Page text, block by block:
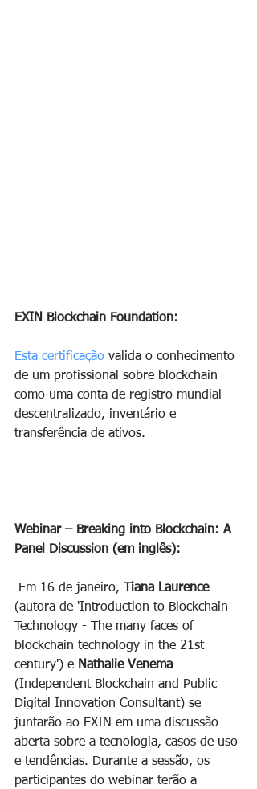
EXIN Blockchain Foundation:
Esta certificação valida o conhecimento
de um profissional sobre blockchain
como uma conta de registro mundial
descentralizado, inventário e
transferência de ativos.
Webinar – Breaking into Blockchain: A
Panel Discussion (em inglês):
Em 16 de janeiro,
Tiana Laurence
(autora de 'Introduction to Blockchain
Technology - The many faces of
blockchain technology in the 21st
century') e Nathalie Venema
(Independent Blockchain and Public
Digital Innovation Consultant) se
juntarão ao EXIN em uma discussão
aberta sobre a tecnologia, casos de uso
e tendências. Durante a sessão, os
participantes do webinar terão a